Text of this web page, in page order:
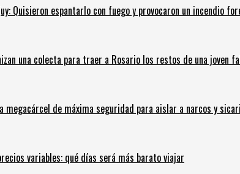
Quisieron espantarlo con fuego y provocaron un incendio
una colecta para traer a Rosario los restos de una joven
megacárcel de máxima seguridad para aislar a narcos y
variables: qué días será más barato viajar